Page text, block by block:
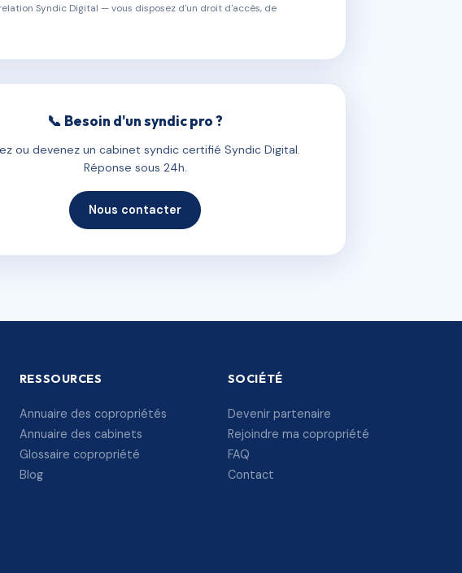
Syndic Digital — vous disposez d'un droit d'accès, de
📞 Besoin d'un syndic pro ?
ou devenez un cabinet syndic certifié Syndic Digital.
Réponse sous 24h.
Nous contacter
RESSOURCES
Annuaire des copropriétés
Annuaire des cabinets
Glossaire copropriété
Blog
SOCIÉTÉ
Devenir partenaire
Rejoindre ma copropriété
FAQ
Contact